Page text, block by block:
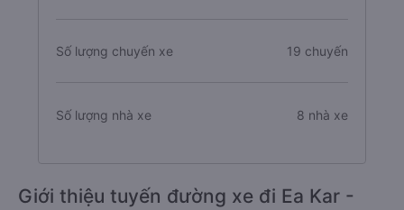
Số lượng chuyến xe 19 chuyến
Số lượng nhà xe 8 nhà xe
Giới thiệu tuyến đường xe đi Ea Kar -